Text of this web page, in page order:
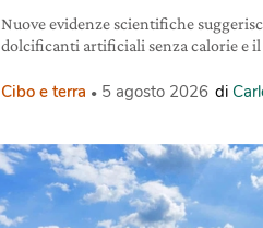
Nuove evidenze scientifiche
dolcificanti artificiali senza calorie e
Cibo e terra 5 agosto 2026 di